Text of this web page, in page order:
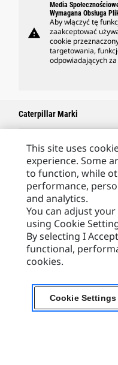
warning
Media
Wymagana Obsługa
Aby włączyć tę
zaakceptować
cookie
targetowania,
odpowiadających
Caterpillar Marki
Caterpillar.com
Caterpillar Kontakt
Caterpillar Kontakt
Moje Preferencje
Site Map
Cookie Settings
This site uses
experience. Some
to function, while
performance,
and analytics.
You can adjust
using Cookie
By selecting I
functional,
cookies.
Cookie Settings